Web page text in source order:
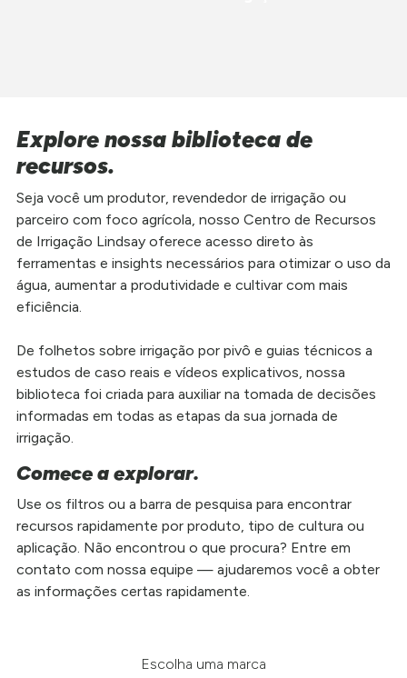
Explore nossa biblioteca de
recursos.
Seja você um produtor, revendedor de irrigação ou
parceiro com foco agrícola, nosso Centro de Recursos
de Irrigação Lindsay oferece acesso direto às
ferramentas e insights necessários para otimizar o uso da
água, aumentar a produtividade e cultivar com mais
eficiência.
De folhetos sobre irrigação por pivô e guias técnicos a
estudos de caso reais e vídeos explicativos, nossa
biblioteca foi criada para auxiliar na tomada de decisões
informadas em todas as etapas da sua jornada de
irrigação.
Comece a explorar.
Use os filtros ou a barra de pesquisa para encontrar
recursos rapidamente por produto, tipo de cultura ou
aplicação. Não encontrou o que procura? Entre em
contato com nossa equipe — ajudaremos você a obter
as informações certas rapidamente.
Escolha uma marca